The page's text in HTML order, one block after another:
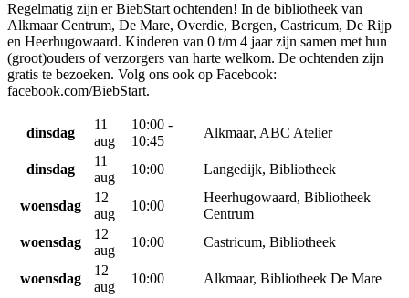
Regelmatig zijn er BiebStart ochtenden! In de bibliotheek van
Alkmaar Centrum, De Mare, Overdie, Bergen, Castricum, De Rijp
en Heerhugowaard. Kinderen van 0 t/m 4 jaar zijn samen met hun
(groot)ouders of verzorgers van harte welkom. De ochtenden zijn
gratis te bezoeken. Volg ons ook op Facebook:
facebook.com/BiebStart.
dinsdag
11
aug
10:00 -
10:45
Alkmaar, ABC Atelier
dinsdag
11
aug
10:00 Langedijk, Bibliotheek
woensdag
12
aug
10:00
Heerhugowaard, Bibliotheek
Centrum
woensdag
12
aug
10:00 Castricum, Bibliotheek
woensdag
12
aug
10:00 Alkmaar, Bibliotheek De Mare